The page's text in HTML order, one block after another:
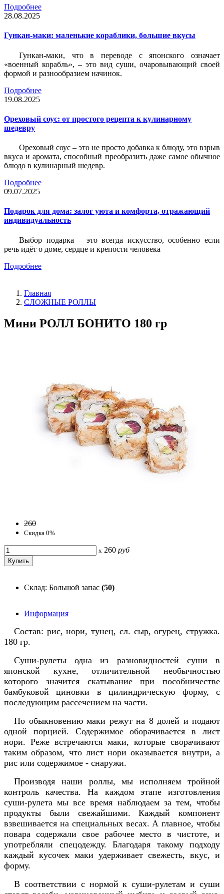
Подробнее
28.08.2025
Гункан-маки: маленькие кораблики, большие вкусы
Гункан-маки, что в переводе с японского означает
«военный корабль», – это вид суши, очаровывающий своей
формой и разнообразием начинок.
Подробнее
19.08.2025
Ореховый соус: от простого рецепта к кулинарному
шедевру
Ореховый соус – это не просто добавка к блюду, это взрыв
вкуса и аромата, способный преобразить даже самое обычное
блюдо в кулинарный шедевр.
Подробнее
09.07.2025
Подарок для дома: залог уюта и комфорта, отражающий
индивидуальность
Выбор подарка – это всегда искусство, особенно если
речь идёт о доме, сердце и крепости человека
Подробнее
Главная
СЛОЖНЫЕ РОЛЛЫ
Мини РОЛЛ БОНИТО 180 гр
260
Скидка 0%
x 260 руб
Склад: Большой запас (50)
Информация
Состав: рис, нори, тунец, сл. сыр, огурец, стружка.
180 гр.
Суши-рулеты одна из разновидностей суши в
японской кухне, отличительной необычностью
которого значится скатывание при пособничестве
бамбуковой циновки в цилиндрическую форму, с
последующим рассечением на части.
По обыкновению маки режут на 8 долей и подают
одной порцией. Содержимое оборачивается в лист
нори. Реже встречаются маки, которые сворачивают
таким образом, что лист нори оказывается внутри, а
рис или содержимое - снаружи.
Производя наши роллы, мы исполняем тройной
контроль качества. На каждом этапе изготовления
суши-рулета мы все время наблюдаем за тем, чтобы
продукты были свежайшими. Каждый компонент
взвешивается на специальных весах. А главное, чтобы
повара содержали свое рабочее место в чистоте, и
употребляли спецодежду. Благодаря такому подходу
каждый кусочек маки удерживает свежесть, вкус, и
форму.
В соответствии с нормой к суши-рулетам и суши